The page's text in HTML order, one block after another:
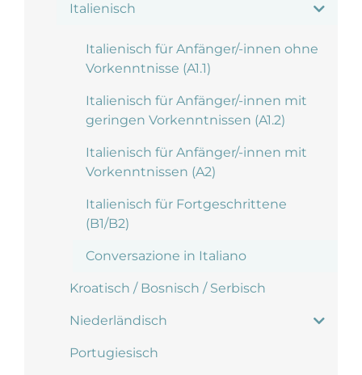
Italienisch
Italienisch für Anfänger/-innen ohne
Vorkenntnisse (A1.1)
Italienisch für Anfänger/-innen mit
geringen Vorkenntnissen (A1.2)
Italienisch für Anfänger/-innen mit
Vorkenntnissen (A2)
Italienisch für Fortgeschrittene
(B1/B2)
Conversazione in Italiano
Kroatisch / Bosnisch / Serbisch
Niederländisch
Portugiesisch